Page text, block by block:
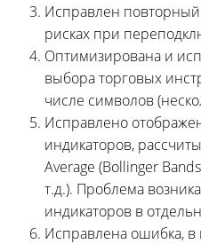
Исправлен повторный
рисках при
Оптимизирована и
выбора торговых
числе символов
Исправлено
индикаторов,
Average (Bollinger
т.д.). Проблема
индикаторов в
Исправлена ошибка, в